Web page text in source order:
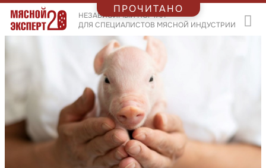
НЕЗАВИСИМЫЙ ПОРТАЛ
ДЛЯ СПЕЦИАЛИСТОВ МЯСНОЙ ИНДУСТРИИ
ПРОЧИТАНО